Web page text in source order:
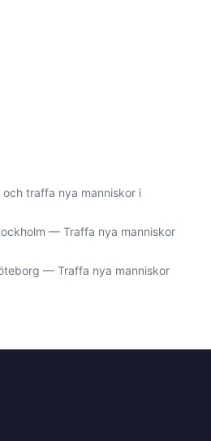
traffa nya manniskor i
— Traffa nya manniskor
— Traffa nya manniskor